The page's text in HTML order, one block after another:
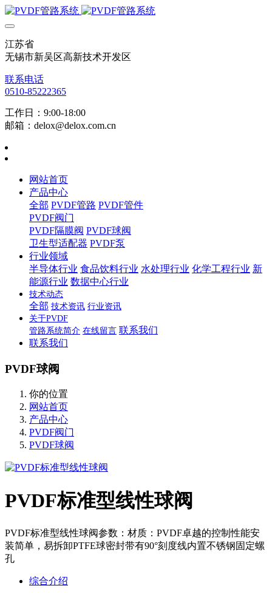
江苏省
无锡市新吴区高新技术开发区
联系电话
0510-85222365
工作日：9:00-18:00
邮箱：delox@delox.com.cn
网站首页
产品中心
全部 PVDF管路 PVDF管件
PVDF阀门
PVDF隔膜阀 PVDF球阀
卫生型适配器 PVDF泵
行业领域
半导体行业 食品饮料行业 水处理行业 化学工程行业 新
能源行业 数据中心行业
技术动态
全部 技术资讯 行业资讯
关于PVDF
管路系统简介 在线留言 联系我们
联系我们
PVDF球阀
你的位置
网站首页
产品中心
PVDF阀门
PVDF球阀
PVDF标准型线性球阀
PVDF标准型线性球阀参数：材质：PVDF卓越的控制性能安
装简单，易拆卸PTFE球密封带有90°刻度线内置不锈钢固定螺
孔
综合介绍